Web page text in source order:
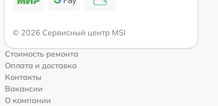
© 2026 Сервисный центр MSI
Стоимость ремонта
Оплата и доставка
Контакты
Вакансии
О компании